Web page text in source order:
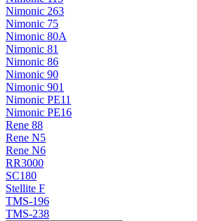
Nimonic 263
Nimonic 75
Nimonic 80A
Nimonic 81
Nimonic 86
Nimonic 90
Nimonic 901
Nimonic PE11
Nimonic PE16
Rene 88
Rene N5
Rene N6
RR3000
SC180
Stellite F
TMS-196
TMS-238